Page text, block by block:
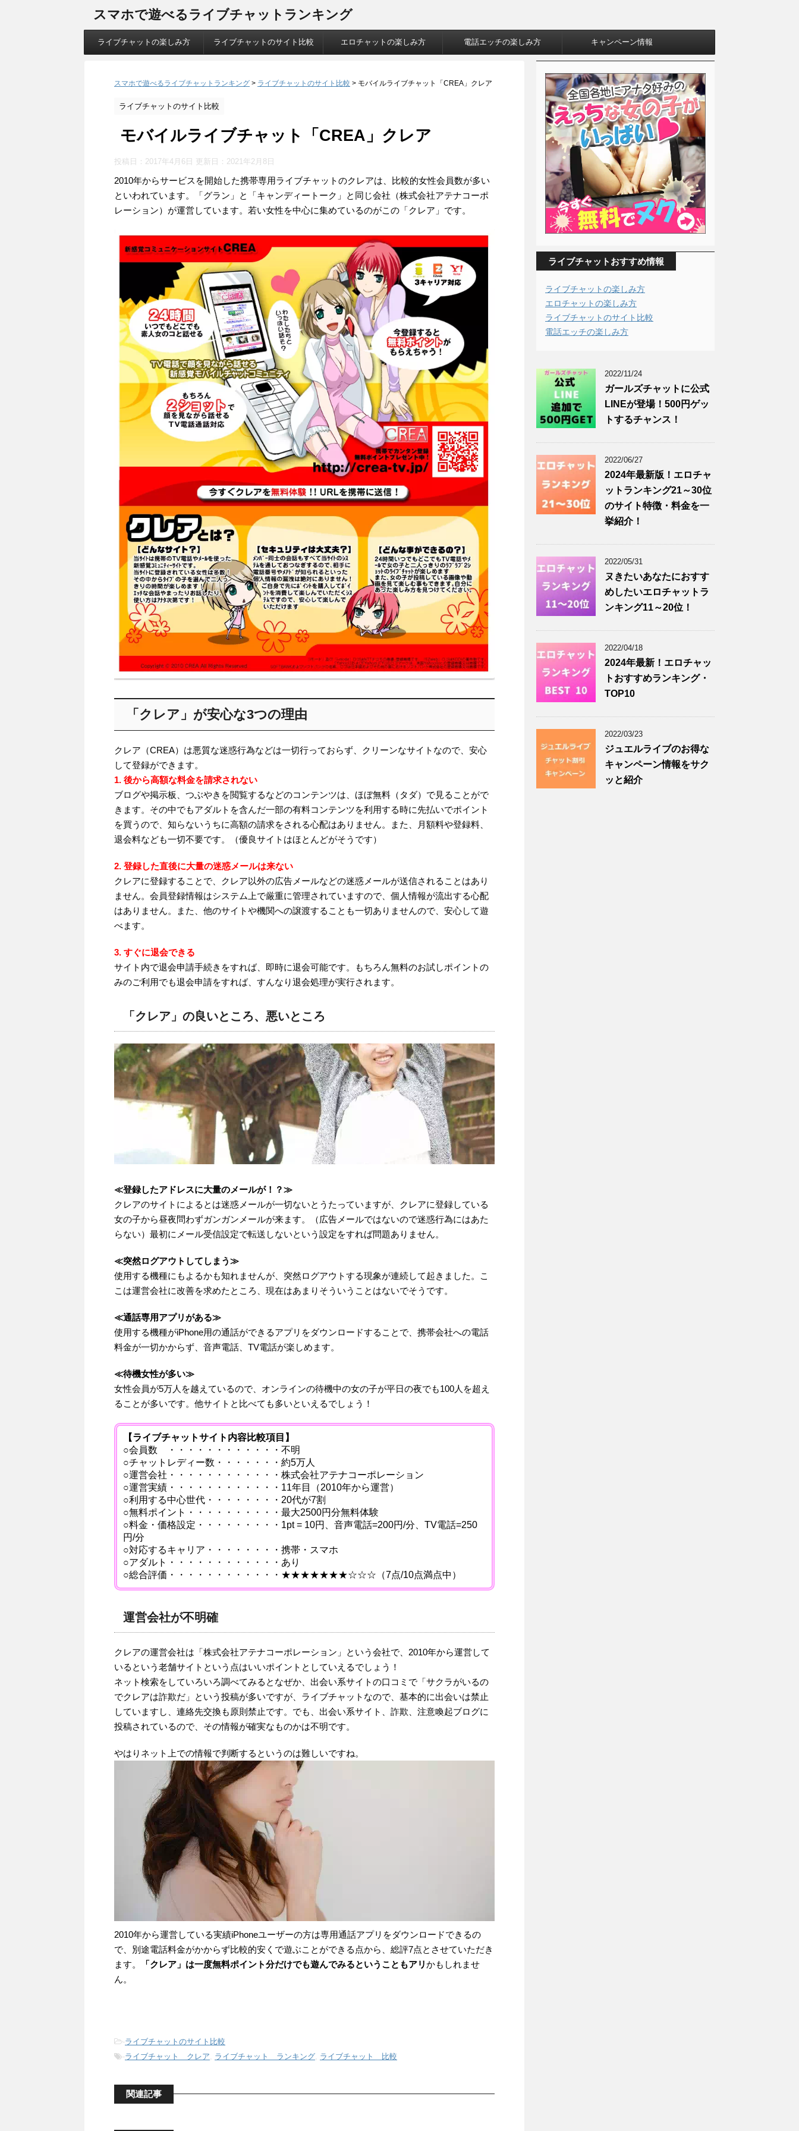
スマホで遊べるライブチャットランキング
ライブチャットの楽しみ方 ライブチャットのサイト比較 エロチャットの楽しみ方 電話エッチの楽しみ方 キャンペーン情報
スマホで遊べるライブチャットランキング > ライブチャットのサイト比較 > モバイルライブチャット「CREA」クレア
ライブチャットのサイト比較
モバイルライブチャット「CREA」クレア
投稿日：2017年4月6日 更新日： 2021年2月8日
2010年からサービスを開始した携帯専用ライブチャットのクレアは、比較的女性会員数が多い
といわれています。「グラン」と「キャンディートーク」と同じ会社（株式会社アテナコーポ
レーション）が運営しています。若い女性を中心に集めているのがこの「クレア」です。
「クレア」が安心な3つの理由
クレア（CREA）は悪質な迷惑行為などは一切行っておらず、クリーンなサイトなので、安心
して登録ができます。
1. 後から高額な料金を請求されない
ブログや掲示板、つぶやきを閲覧するなどのコンテンツは、ほぼ無料（タダ）で見ることがで
きます。その中でもアダルトを含んだ一部の有料コンテンツを利用する時に先払いでポイント
を買うので、知らないうちに高額の請求をされる心配はありません。また、月額料や登録料、
退会料なども一切不要です。（優良サイトはほとんどがそうです）
2. 登録した直後に大量の迷惑メールは来ない
クレアに登録することで、クレア以外の広告メールなどの迷惑メールが送信されることはあり
ません。会員登録情報はシステム上で厳重に管理されていますので、個人情報が流出する心配
はありません。また、他のサイトや機関への譲渡することも一切ありませんので、安心して遊
べます。
3. すぐに退会できる
サイト内で退会申請手続きをすれば、即時に退会可能です。もちろん無料のお試しポイントの
みのご利用でも退会申請をすれば、すんなり退会処理が実行されます。
「クレア」の良いところ、悪いところ
≪登録したアドレスに大量のメールが！？≫
クレアのサイトによるとは迷惑メールが一切ないとうたっていますが、クレアに登録している
女の子から昼夜問わずガンガンメールが来ます。（広告メールではないので迷惑行為にはあた
らない）最初にメール受信設定で転送しないという設定をすれば問題ありません。
≪突然ログアウトしてしまう≫
使用する機種にもよるかも知れませんが、突然ログアウトする現象が連続して起きました。こ
こは運営会社に改善を求めたところ、現在はあまりそういうことはないでそうです。
≪通話専用アプリがある≫
使用する機種がiPhone用の通話ができるアプリをダウンロードすることで、携帯会社への電話
料金が一切かからず、音声電話、TV電話が楽しめます。
≪待機女性が多い≫
女性会員が5万人を越えているので、オンラインの待機中の女の子が平日の夜でも100人を超え
ることが多いです。他サイトと比べても多いといえるでしょう！
【ライブチャットサイト内容比較項目】
○会員数 ・・・・・・・・・・・・不明
○チャットレディー数・・・・・・・約5万人
○運営会社・・・・・・・・・・・・株式会社アテナコーポレーション
○運営実績・・・・・・・・・・・・11年目（2010年から運営）
○利用する中心世代・・・・・・・・20代が7割
○無料ポイント・・・・・・・・・・最大2500円分無料体験
○料金・価格設定・・・・・・・・・1pt = 10円、音声電話=200円/分、TV電話=250
円/分
○対応するキャリア・・・・・・・・携帯・スマホ
○アダルト・・・・・・・・・・・・あり
○総合評価・・・・・・・・・・・・★★★★★★★☆☆☆（7点/10点満点中）
運営会社が不明確
クレアの運営会社は「株式会社アテナコーポレーション」という会社で、2010年から運営して
いるという老舗サイトという点はいいポイントとしていえるでしょう！
ネット検索をしていろいろ調べてみるとなぜか、出会い系サイトの口コミで「サクラがいるの
でクレアは詐欺だ」という投稿が多いですが、ライブチャットなので、基本的に出会いは禁止
していますし、連絡先交換も原則禁止です。でも、出会い系サイト、詐欺、注意喚起ブログに
投稿されているので、その情報が確実なものかは不明です。
やはりネット上での情報で判断するというのは難しいですね。
2010年から運営している実績iPhoneユーザーの方は専用通話アプリをダウンロードできるの
で、別途電話料金がかからず比較的安くで遊ぶことができる点から、総評7点とさせていただき
ます。
「クレア」は一度無料ポイント分だけでも遊んでみるということもアリかもしれませ
ん。
-ライブチャットのサイト比較
-ライブチャット クレア ライブチャット ランキング ライブチャット 比較
関連記事
ライブチャットおすすめ情報
ライブチャットの楽しみ方
エロチャットの楽しみ方
ライブチャットのサイト比較
電話エッチの楽しみ方
2022/11/24
ガールズチャットに公式
LINEが登場！500円ゲッ
トするチャンス！
2022/06/27
2024年最新版！エロチャ
ットランキング21～30位
のサイト特徴・料金を一
挙紹介！
2022/05/31
ヌきたいあなたにおすす
めしたいエロチャットラ
ンキング11～20位！
2022/04/18
2024年最新！エロチャッ
トおすすめランキング・
TOP10
2022/03/23
ジュエルライブのお得な
キャンペーン情報をサク
ッと紹介